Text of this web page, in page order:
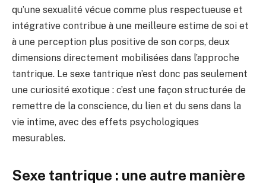
qu’une sexualité vécue comme plus respectueuse et
intégrative contribue à une meilleure estime de soi et
à une perception plus positive de son corps, deux
dimensions directement mobilisées dans l’approche
tantrique. Le sexe tantrique n’est donc pas seulement
une curiosité exotique : c’est une façon structurée de
remettre de la conscience, du lien et du sens dans la
vie intime, avec des effets psychologiques
mesurables.
Sexe tantrique : une autre manière